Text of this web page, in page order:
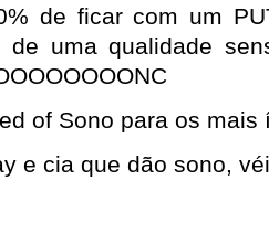
de ficar com um
uma qualidade
of Sono para os
e cia que dão sono,